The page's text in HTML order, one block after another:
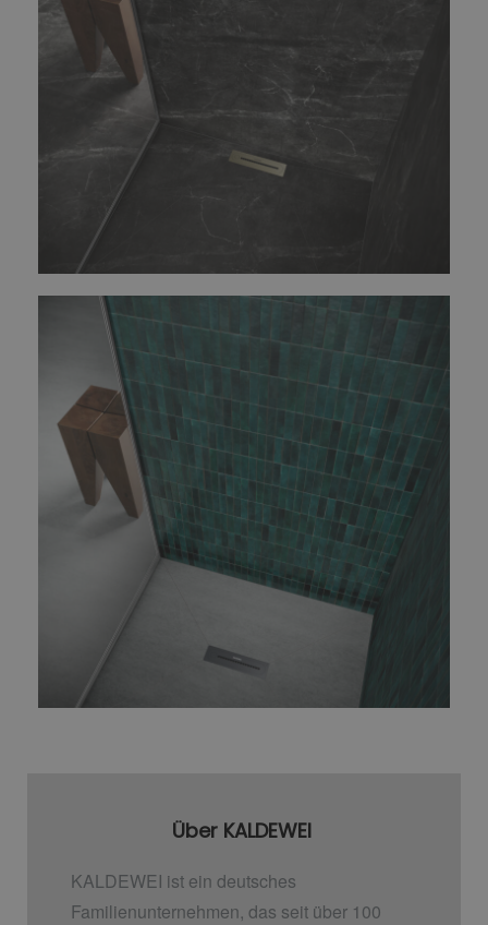
Über KALDEWEI
KALDEWEI ist ein deutsches
Familienunternehmen, das seit über 100